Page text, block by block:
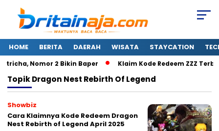
HOME BERITA DAERAH WISATA STAYCATION
Nomor 2 Bikin Baper Klaim Kode Redeem ZZZ
TopikDragon Nest Rebirth Of Legend
Showbiz
Cara Klaimnya Kode Redeem Dragon
Nest Rebirth of Legend April 2025